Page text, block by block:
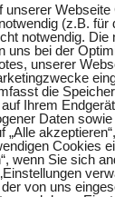
Lucie
Folk,
unserer
(z.B. für
notwendig. Die
uns bei der
unserer
die
Ihrem
Daten
„Alle
Cookies
wenn Sie sich
von uns